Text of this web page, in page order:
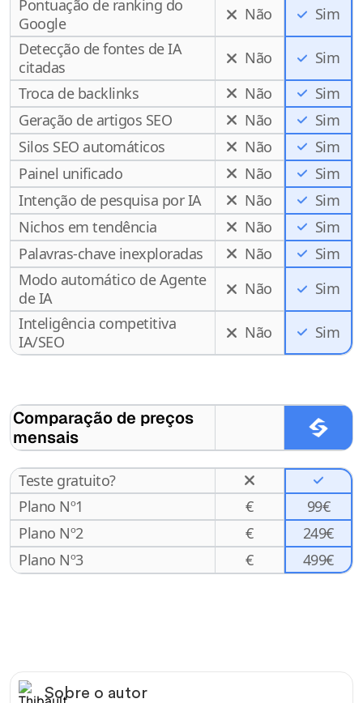
Pontuação de ranking do
Google
Não
Sim
Detecção de fontes de IA
citadas
Não
Sim
Troca de backlinks
Não
Sim
Geração de artigos SEO
Não
Sim
Silos SEO automáticos
Não
Sim
Painel unificado
Não
Sim
Intenção de pesquisa por IA
Não
Sim
Nichos em tendência
Não
Sim
Palavras-chave inexploradas
Não
Sim
Modo automático de Agente
de IA
Não
Sim
Inteligência competitiva
IA/SEO
Não Sim
Comparação de preços
mensais
Teste gratuito?
Plano Nº1
€
99€
Plano Nº2
€
249€
Plano Nº3
€ 499€
Sobre o autor